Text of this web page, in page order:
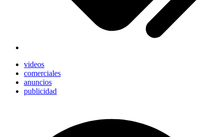
videos
comerciales
anuncios
publicidad